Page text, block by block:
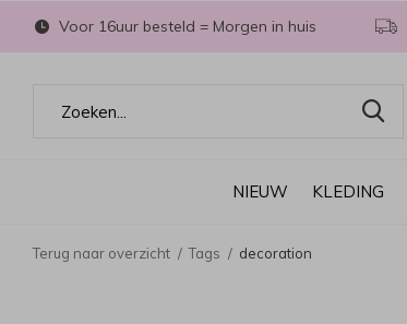
NIEUW KLEDING
Voor 16uur besteld = Morgen in huis
Terug naar overzicht Tags decoration